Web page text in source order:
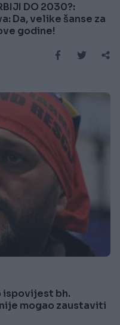
DO 2030?:
Da, velike šanse za
godine!
ispovijest bh.
mogao zaustaviti